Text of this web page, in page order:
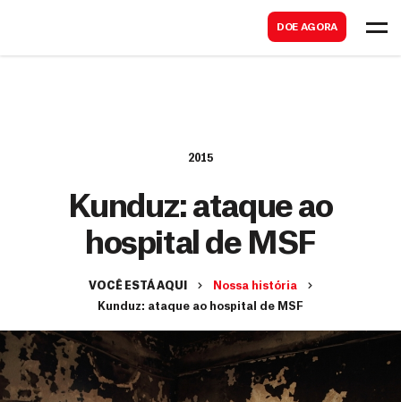
DOE AGORA
2015
Kunduz: ataque ao
hospital de MSF
VOCÊ ESTÁ AQUI
Nossa história
Kunduz: ataque ao hospital de MSF